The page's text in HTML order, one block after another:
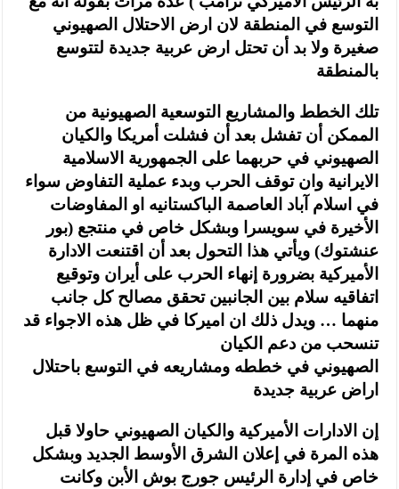
التوسع في المنطقة لان ارض الاحتلال الصهيوني
صغيرة ولا بد أن تحتل ارض عربية جديدة لتتوسع
بالمنطقة
تلك الخطط والمشاريع التوسعية الصهيونية من
الممكن أن تفشل بعد أن فشلت أمريكا والكيان
الصهيوني في حربهما على الجمهورية الاسلامية
الايرانية وان توقف الحرب وبدء عملية التفاوض سواء
في اسلام آباد العاصمة الباكستانيه او المفاوضات
الأخيرة في سويسرا وبشكل خاص في منتجع (بور
عنشتوك) ويأتي هذا التحول بعد أن اقتنعت الادارة
الأميركية بضرورة إنهاء الحرب على أيران وتوقيع
اتفاقيه سلام بين الجانبين تحقق مصالح كل جانب
منهما … ويدل ذلك ان اميركا في ظل هذه الاجواء قد
تنسحب من دعم الكيان
الصهيوني في خططه ومشاريعه في التوسع باحتلال
اراض عربية جديدة
إن الادارات الأميركية والكيان الصهيوني حاولا قبل
هذه المرة في إعلان الشرق الأوسط الجديد وبشكل
خاص في إدارة الرئيس جورج بوش الأبن وكانت